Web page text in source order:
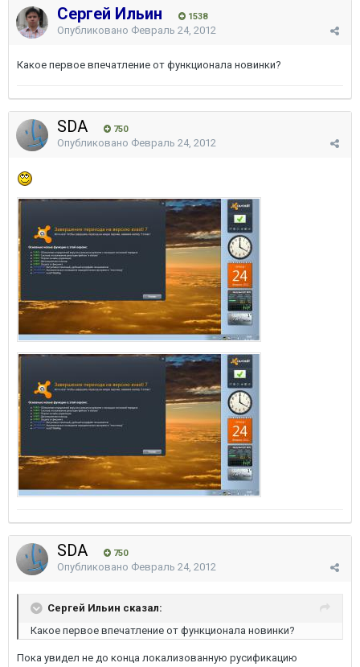
Сергей Ильин 1538
Опубликовано Февраль 24, 2012
Какое первое впечатление от функционала новинки?
SDA 750
Опубликовано Февраль 24, 2012
SDA 750
Опубликовано Февраль 24, 2012
Сергей Ильин сказал:
Какое первое впечатление от функционала новинки?
Пока увидел не до конца локализованную русификацию